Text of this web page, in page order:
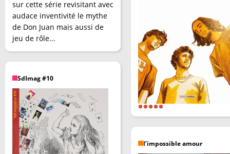
sur cette série revisitant avec
audace inventivité le mythe
de Don Juan mais aussi de
jeu de rôle...
SdImag #10
l’impossible amour